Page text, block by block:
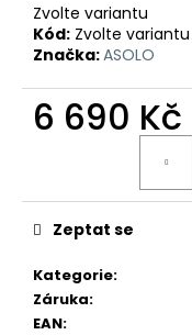
Zvolte variantu
Kód: Zvolte variantu
Značka:ASOLO
6 690 Kč
Kategorie:
Záruka:
EAN:
Zeptat se
e
m
e